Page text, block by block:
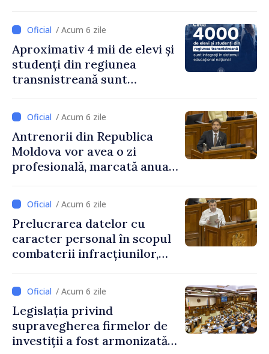
/ Acum 6 zile
Aproximativ 4 mii de elevi și
studenți din regiunea
transnistreană sunt
educațional național
/ Acum 6 zile
Antrenorii din Republica
Moldova vor avea o zi
profesională, marcată anual
/ Acum 6 zile
Prelucrarea datelor cu
caracter personal în scopul
combaterii infracțiunilor,
/ Acum 6 zile
Legislația privind
supravegherea firmelor de
investiții a fost armonizată